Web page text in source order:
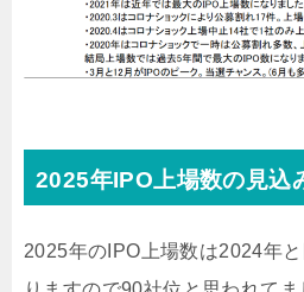
2025年IPO上場数の見込
2025年のIPO上場数は2024年